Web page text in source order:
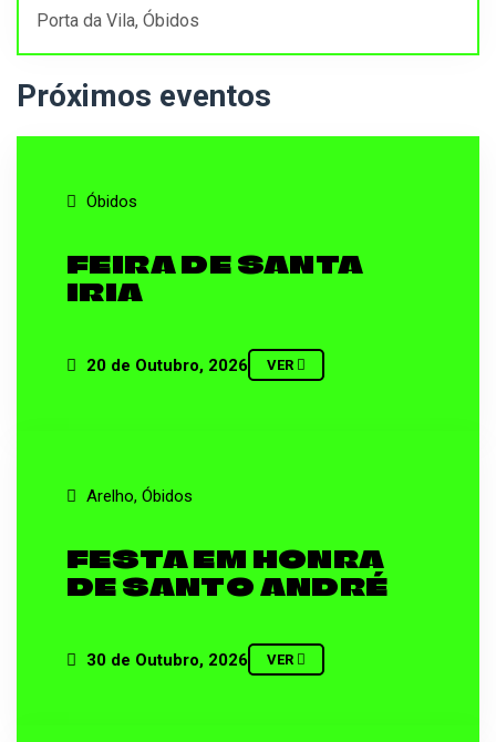
Porta da Vila, Óbidos
Próximos eventos
Óbidos
FEIRA DE SANTA
IRIA
20 de Outubro, 2026 VER
Arelho, Óbidos
FESTA EM HONRA
DE SANTO ANDRÉ
30 de Outubro, 2026 VER